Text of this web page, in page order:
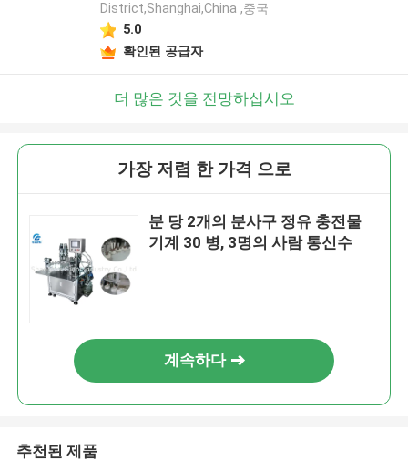
District,Shanghai,China ,중국
5.0
확인된 공급자
더 많은 것을 전망하십시오
가장 저렴 한 가격 으로
분 당 2개의 분사구 정유 충전물
기계 30 병, 3명의 사람 통신수
계속하다
추천된 제품